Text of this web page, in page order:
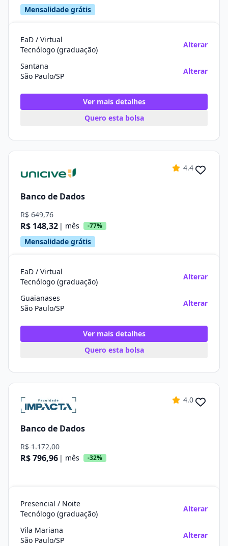
Mensalidade grátis
EaD / Virtual
Tecnólogo (graduação)
Alterar
Santana
São Paulo/SP
Alterar
Ver mais detalhes
Quero esta bolsa
4.4
Banco de Dados
R$ 649,76
R$ 148,32 | mês -77%
Mensalidade grátis
EaD / Virtual
Tecnólogo (graduação)
Alterar
Guaianases
São Paulo/SP
Alterar
Ver mais detalhes
Quero esta bolsa
4.0
Banco de Dados
R$ 1.172,00
R$ 796,96 | mês -32%
Presencial / Noite
Tecnólogo (graduação)
Alterar
Vila Mariana
São Paulo/SP
Alterar